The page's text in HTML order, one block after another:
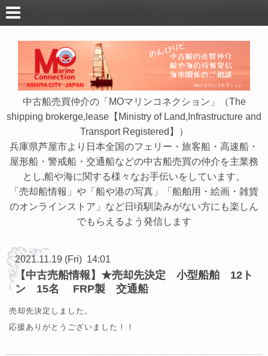
中古船売買仲介の「MOマリンコネクション」（The
shipping brokerge,lease【Ministry of Land,Infrastructure and
Transport Registered】）
兵庫県芦屋市より日本全国のフェリー・旅客船・高速船・
屋形船・警戒船・交通船などの中古船売買の仲介を主業務
とし,船や海に関する様々なお手伝いをしています。
「売却船情報」や「船や港の写真」「船舶用・絵画・雑貨
のオンラインストア」など日頃馴染みがない方にも楽しん
でもらえるよう発信します
2021.11.19 (Fri) 14:01
【中古売船情報】★売却先決定 小型船舶 12ト
ン 15名 FRP製 交通船
売却先決定しました。
応援ありがとうございました！！